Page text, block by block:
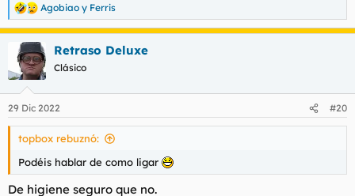
R
e
a
c
i
e
s
Agobiao y Ferris
Retraso Deluxe
Clásico
29 Dic 2022 #20
topbox rebuznó:
Podéis hablar de como ligar
De higiene seguro que no.